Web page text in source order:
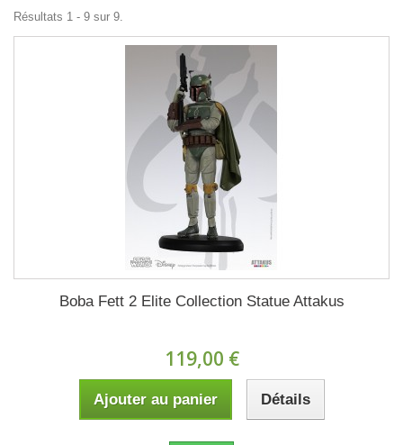
Résultats 1 - 9 sur 9.
Boba Fett 2 Elite Collection Statue Attakus
119,00 €
Ajouter au panier Détails